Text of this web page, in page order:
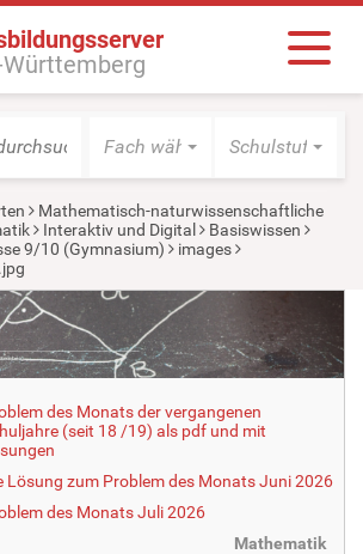
Württemberg
Fach wählen Schulstufe
Mathematisch-naturwissenschaftliche
Interaktiv und Digital
Basiswissen
9/10 (Gymnasium)
images
des Monats der vergangenen
(seit 18 /19) als pdf und mit
Lösung zum Problem des Monats Juni 2026
des Monats Juli 2026
Mathematik